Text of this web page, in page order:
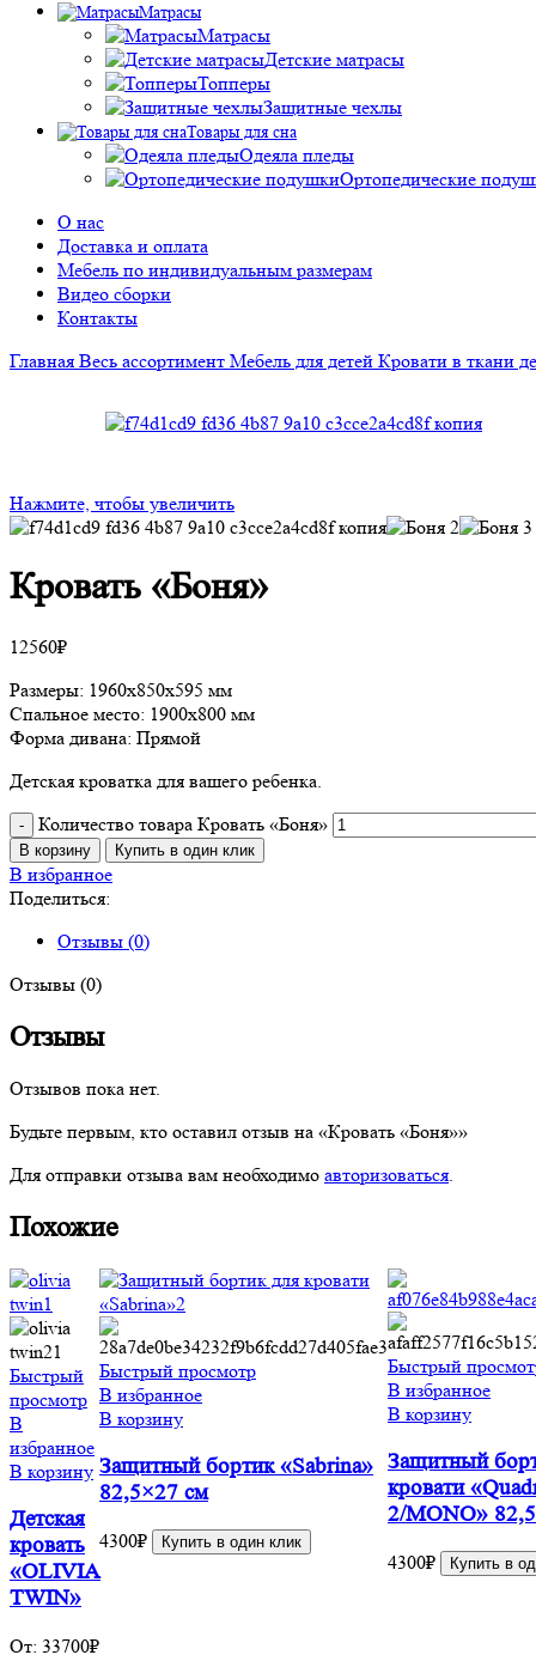
Матрасы
Матрасы
Детские матрасы
Топперы
Защитные чехлы
Товары для сна
Одеяла пледы
Ортопедические
О нас
Доставка и оплата
Мебель по индивидуальным размерам
Видео сборки
Контакты
Главная Весь ассортимент Мебель для детей Кровати в ткани
Нажмите, чтобы увеличить
Кровать «Боня»
12560₽
Размеры: 1960х850х595 мм
Спальное место: 1900х800 мм
Форма дивана: Прямой
Детская кроватка для вашего ребенка.
Количество товара Кровать «Боня»
В корзину Купить в один клик
В избранное
Поделиться:
Отзывы (0)
Отзывы (0)
Отзывы
Отзывов пока нет.
Будьте первым, кто оставил отзыв на «Кровать «Боня»»
Для отправки отзыва вам необходимо авторизоваться.
Похожие
Быстрый
просмотр
В
избранное
В корзину
Детская
кровать
«OLIVIA
TWIN»
От: 33700₽
Быстрый просмотр
В избранное
В корзину
Защитный бортик «Sabrina»
82,5×27 см
4300₽ Купить в один клик
Быстрый
В избранное
В корзину
Защитный
кровати
2/MONO»
4300₽ Купить в